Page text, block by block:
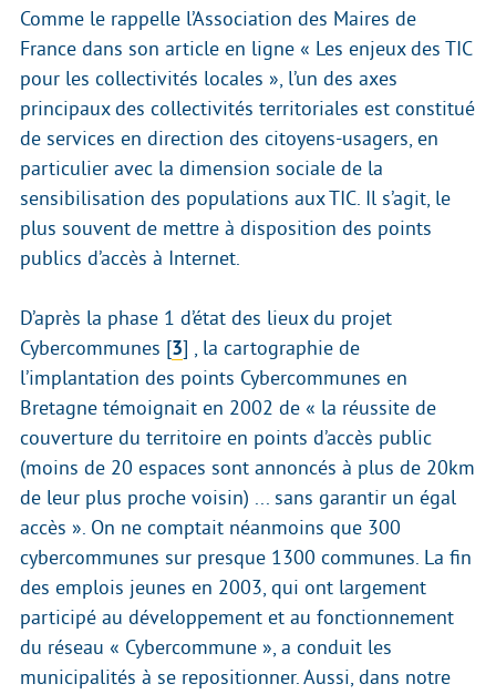
Comme le rappelle l’Association des Maires de
France dans son article en ligne « Les enjeux des TIC
pour les collectivités locales », l’un des axes
principaux des collectivités territoriales est constitué
de services en direction des citoyens-usagers, en
particulier avec la dimension sociale de la
sensibilisation des populations aux TIC. Il s’agit, le
plus souvent de mettre à disposition des points
publics d’accès à Internet.
D’après la phase 1 d’état des lieux du projet
Cybercommunes [3] , la cartographie de
l’implantation des points Cybercommunes en
Bretagne témoignait en 2002 de « la réussite de
couverture du territoire en points d’accès public
(moins de 20 espaces sont annoncés à plus de 20km
de leur plus proche voisin) ... sans garantir un égal
accès ». On ne comptait néanmoins que 300
cybercommunes sur presque 1300 communes. La fin
des emplois jeunes en 2003, qui ont largement
participé au développement et au fonctionnement
du réseau « Cybercommune », a conduit les
municipalités à se repositionner. Aussi, dans notre